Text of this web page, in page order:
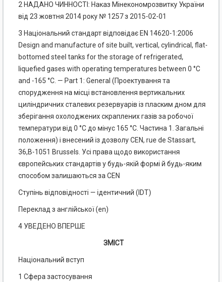
2 НАДАНО ЧИННОСТІ: Наказ Мінекономрозвитку України
від 23 жовтня 2014 року № 1257 з 2015-02-01
3 Національний стандарт відповідає EN 14620-1:2006
Design and manufacture of site built, vertical, cylindrical, flat-
bottomed steel tanks for the storage of refrigerated,
liquefied gases with operating temperatures between 0 °С
and -165 °С. — Part 1: General (Проектування та
спорудження на місці встановлення вертикальних
циліндричних сталевих резервуарів із пласким дном для
зберігання охолоджених скраплених газів за робочої
температури від 0 °С до мінус 165 °С. Частина 1. Загальні
положення) і внесений із дозволу CEN, rue de Stassart,
36,В-1051 Brussels. Усі права щодо використання
європейських стандартів у будь-якій формі й будь-яким
способом залишаються за CEN
Ступінь відповідності — ідентичний (IDТ)
Переклад з англійської (еn)
4 УВЕДЕНО ВПЕРШЕ
ЗМІСТ
Національний вступ
1 Сфера застосування